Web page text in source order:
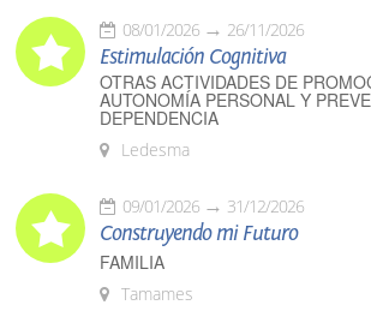
08/01/2026 26/11/2026
Estimulación Cognitiva
OTRAS ACTIVIDADES DE
AUTONOMÍA PERSONAL Y
DEPENDENCIA
Ledesma
09/01/2026 31/12/2026
Construyendo mi Futuro
FAMILIA
Tamames